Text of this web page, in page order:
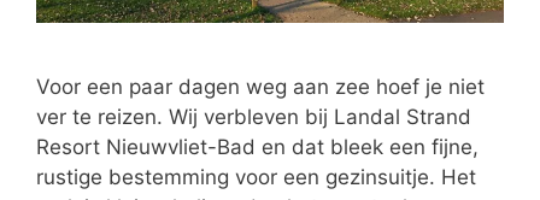
Voor een paar dagen weg aan zee hoef je niet
ver te reizen. Wij verbleven bij Landal Strand
Resort Nieuwvliet-Bad en dat bleek een fijne,
rustige bestemming voor een gezinsuitje. Het